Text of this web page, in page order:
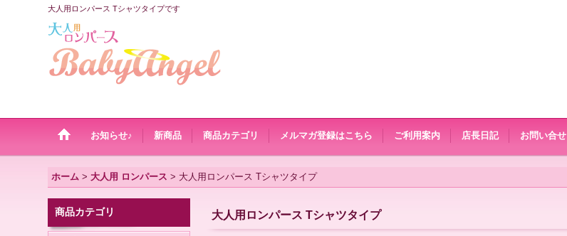
大人用ロンパース Tシャツタイプです
お知らせ♪ 新商品 商品カテゴリ メルマガ登録はこちら ご利用案内 店長日記 お問い合せ
ホーム > 大人用 ロンパース > 大人用ロンパース Tシャツタイプ
商品カテゴリ 大人用ロンパース Tシャツタイプ